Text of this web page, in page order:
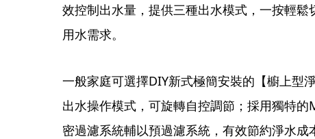
效控制出水量，提供三種出水模式，一按輕
用水需求。
一般家庭可選擇DIY新式極簡安裝的【櫥上型
出水操作模式，可旋轉自控調節；採用獨特
密過濾系統輔以預過濾系統，有效節約淨水